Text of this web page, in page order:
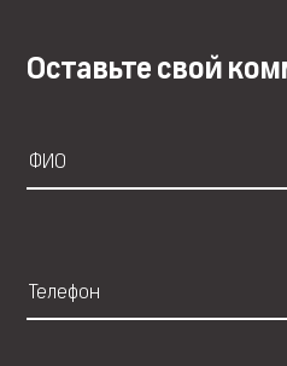
Оставьте свой